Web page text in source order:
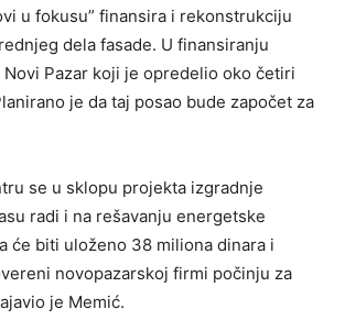
u fokusu” finansira i rekonstrukciju
dela fasade. U finansiranju
Pazar koji je opredelio oko četiri
je da taj posao bude započet za
se u sklopu projekta izgradnje
radi i na rešavanju energetske
će biti uloženo 38 miliona dinara i
novopazarskoj firmi počinju za
je Memić.